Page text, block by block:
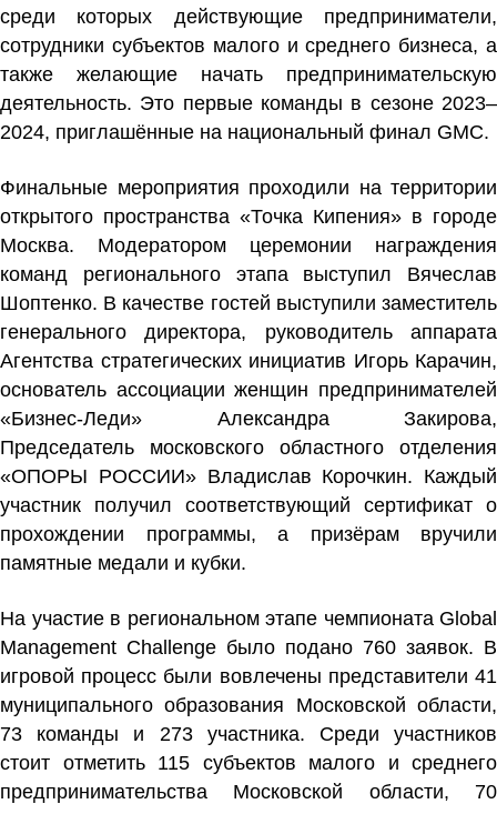
среди которых действующие предприниматели,
сотрудники субъектов малого и среднего бизнеса, а
также желающие начать предпринимательскую
деятельность. Это первые команды в сезоне 2023–
2024, приглашённые на национальный финал GMC.
Финальные мероприятия проходили на территории
открытого пространства «Точка Кипения» в городе
Москва. Модератором церемонии награждения
команд регионального этапа выступил Вячеслав
Шоптенко. В качестве гостей выступили заместитель
генерального директора, руководитель аппарата
Агентства стратегических инициатив Игорь Карачин,
основатель ассоциации женщин предпринимателей
«Бизнес-Леди» Александра Закирова,
Председатель московского областного отделения
«ОПОРЫ РОССИИ» Владислав Корочкин. Каждый
участник получил соответствующий сертификат о
прохождении программы, а призёрам вручили
памятные медали и кубки.
На участие в региональном этапе чемпионата Global
Management Challenge было подано 760 заявок. В
игровой процесс были вовлечены представители 41
муниципального образования Московской области,
73 команды и 273 участника. Среди участников
стоит отметить 115 субъектов малого и среднего
предпринимательства Московской области, 70